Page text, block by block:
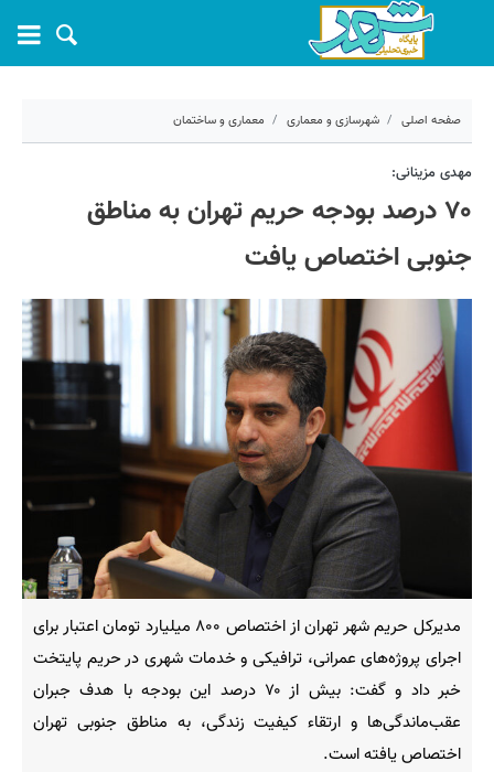
صفحه اصلی شهرسازی و معماری معماری و ساختمان
کد مطلب:82225
مهدی مزینانی:
۷۰ درصد بودجه حریم تهران به مناطق
جنوبی اختصاص یافت
مدیرکل حریم شهر تهران از اختصاص ۸۰۰ میلیارد تومان اعتبار برای
اجرای پروژه‌های عمرانی، ترافیکی و خدمات شهری در حریم پایتخت
خبر داد و گفت: بیش از ۷۰ درصد این بودجه با هدف جبران
عقب‌ماندگی‌ها و ارتقاء کیفیت زندگی، به مناطق جنوبی تهران
اختصاص یافته است.